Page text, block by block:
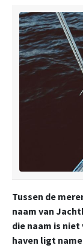
Tussen de
naam van
die naam is
haven ligt